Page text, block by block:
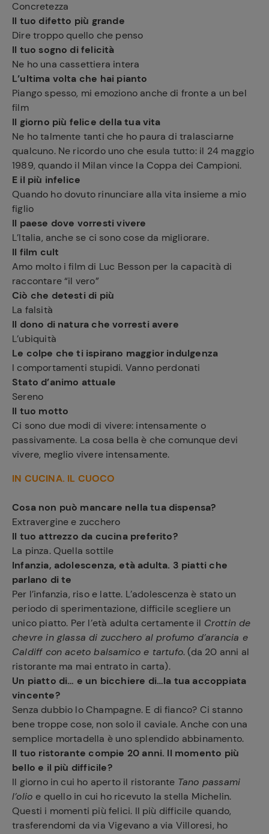
Concretezza
Il tuo difetto più grande
Dire troppo quello che penso
Il tuo sogno di felicità
Ne ho una cassettiera intera
L’ultima volta che hai pianto
Piango spesso, mi emoziono anche di fronte a un bel
film
Il giorno più felice della tua vita
Ne ho talmente tanti che ho paura di tralasciarne
qualcuno. Ne ricordo uno che esula tutto: il 24 maggio
1989, quando il Milan vince la Coppa dei Campioni.
E il più infelice
Quando ho dovuto rinunciare alla vita insieme a mio
figlio
Il paese dove vorresti vivere
L’Italia, anche se ci sono cose da migliorare.
Il film cult
Amo molto i film di Luc Besson per la capacità di
raccontare “il vero”
Ciò che detesti di più
La falsità
Il dono di natura che vorresti avere
L’ubiquità
Le colpe che ti ispirano maggior indulgenza
I comportamenti stupidi. Vanno perdonati
Stato d’animo attuale
Sereno
Il tuo motto
Ci sono due modi di vivere: intensamente o
passivamente. La cosa bella è che comunque devi
vivere, meglio vivere intensamente.
IN CUCINA. IL CUOCO
Cosa non può mancare nella tua dispensa?
Extravergine e zucchero
Il tuo attrezzo da cucina preferito?
La pinza. Quella sottile
Infanzia, adolescenza, età adulta. 3 piatti che
parlano di te
Per l’infanzia, riso e latte. L’adolescenza è stato un
periodo di sperimentazione, difficile scegliere un
unico piatto. Per l’età adulta certamente il Crottin de
chevre in glassa di zucchero al profumo d’arancia e
Caldiff con aceto balsamico e tartufo. (da 20 anni al
ristorante ma mai entrato in carta).
Un piatto di… e un bicchiere di…la tua accoppiata
vincente?
Senza dubbio lo Champagne. E di fianco? Ci stanno
bene troppe cose, non solo il caviale. Anche con una
semplice mortadella è uno splendido abbinamento.
Il tuo ristorante compie 20 anni. Il momento più
bello e il più difficile?
Il giorno in cui ho aperto il ristorante Tano passami
l’olio e quello in cui ho ricevuto la stella Michelin.
Questi i momenti più felici. Il più difficile quando,
trasferendomi da via Vigevano a via Villoresi, ho